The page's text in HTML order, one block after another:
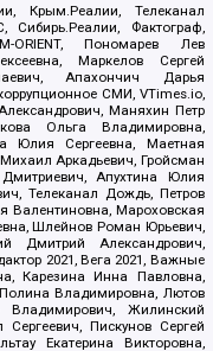
Крым.Реалии, Телеканал
Сибирь.Реалии, Фактограф,
ORIENT, Пономарев Лев
Маркелов Сергей
Апахончич Дарья
СМИ, VTimes.io,
Маняхин Петр
Ольга Владимировна,
Юлия Сергеевна, Маетная
Аркадьевич, Гройсман
Апухтина Юлия
Телеканал Дождь, Петров
Валентиновна, Мароховская
Шлейнов Роман Юрьевич,
Дмитрий Александрович,
2021, Вега 2021, Важные
Карезина Инна Павловна,
Владимировна, Лютов
Жилинский
Пискунов Сергей
Екатерина Викторовна,